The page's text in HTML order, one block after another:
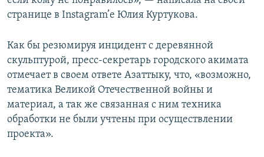
странице в Instagram’е Юлия Куртукова.
Как бы резюмируя инцидент с деревянной
скульптурой, пресс-секретарь городского акимата
отмечает в своем ответе Азаттыку, что, «возможно,
тематика Великой Отечественной войны и
материал, а так же связанная с ним техника
обработки не были учтены при осуществлении
проекта».